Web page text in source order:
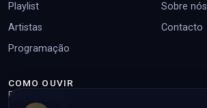
Playlist
Artistas
Programação
Sobre nós
Contacto
COMO OUVIR
Player online